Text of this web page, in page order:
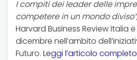
I compiti dei leader delle
competere in un mondo diviso”
Harvard Business Review Italia
dicembre nell’ambito
Futuro. Leggi l’articolo